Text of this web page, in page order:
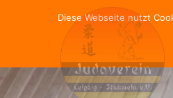
Diese Webseite nutzt